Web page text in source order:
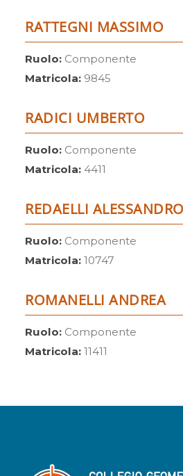
RATTEGNI MASSIMO
Ruolo: Componente
Matricola: 9845
RADICI UMBERTO
Ruolo: Componente
Matricola: 4411
REDAELLI ALESSANDRO
Ruolo: Componente
Matricola: 10747
ROMANELLI ANDREA
Ruolo: Componente
Matricola: 11411